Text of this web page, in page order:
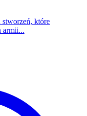
stworzeń, które
armii...